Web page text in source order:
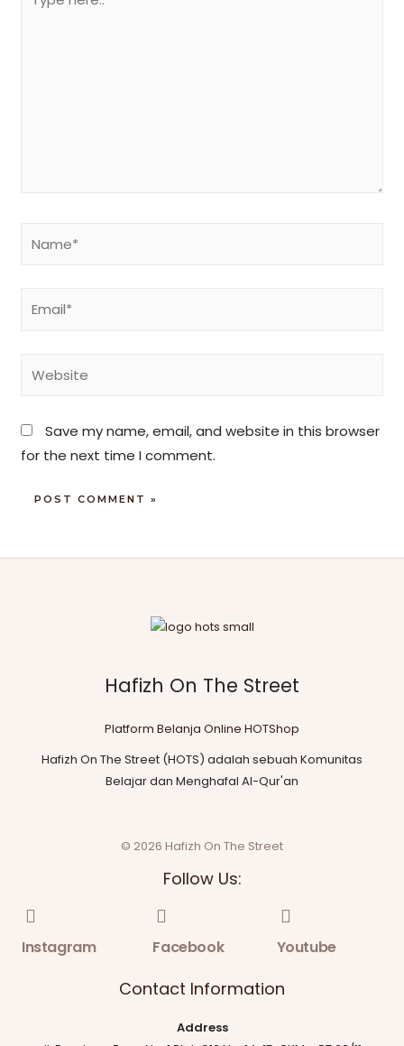
Save my name, email, and website in this browser
for the next time I comment.
Hafizh On The Street
Platform Belanja Online HOTShop
Hafizh On The Street (HOTS) adalah sebuah Komunitas
Belajar dan Menghafal Al-Qur'an
© 2026 Hafizh On The Street
Follow Us:
Instagram Facebook Youtube
Contact Information
Address